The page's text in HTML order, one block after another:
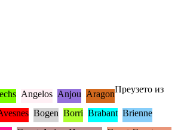
Angelos Anjou Aragon
Bogen Borri Brabant Brienne
Преузето из